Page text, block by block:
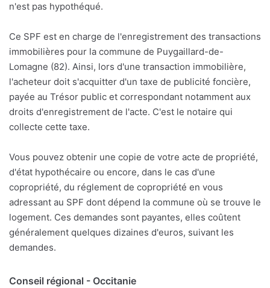
n'est pas hypothéqué.
Ce SPF est en charge de l'enregistrement des transactions
immobilières pour la commune de Puygaillard-de-
Lomagne (82). Ainsi, lors d'une transaction immobilière,
l'acheteur doit s'acquitter d'un taxe de publicité foncière,
payée au Trésor public et correspondant notamment aux
droits d'enregistrement de l'acte. C'est le notaire qui
collecte cette taxe.
Vous pouvez obtenir une copie de votre acte de propriété,
d'état hypothécaire ou encore, dans le cas d'une
copropriété, du réglement de copropriété en vous
adressant au SPF dont dépend la commune où se trouve le
logement. Ces demandes sont payantes, elles coûtent
généralement quelques dizaines d'euros, suivant les
demandes.
Conseil régional - Occitanie